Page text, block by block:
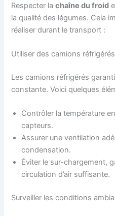
Respecter lachaîne du froid
la qualité des légumes. Cela
réaliser durant le transport :
Utiliser des camions réfrigérés
Les camions réfrigérés
constante. Voici quelques
Contrôler la température
capteurs.
Assurer une ventilation
condensation.
Éviter le sur-chargement,
circulation d’air suffisante.
Surveiller les conditions